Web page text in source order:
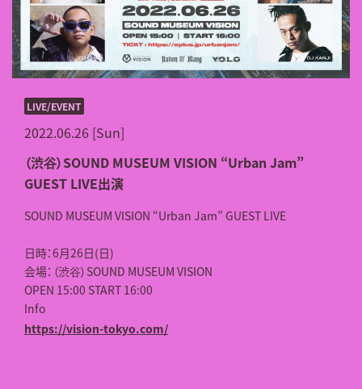
2022.06.26 [Sun]
LIVE/EVENT
（渋谷）SOUND MUSEUM VISION “Urban Jam”
GUEST LIVE出演
SOUND MUSEUM VISION “Urban Jam” GUEST LIVE
日時：6月26日(日)
会場：（渋谷）SOUND MUSEUM VISION
OPEN 15:00 START 16:00
Info
https://vision-tokyo.com/